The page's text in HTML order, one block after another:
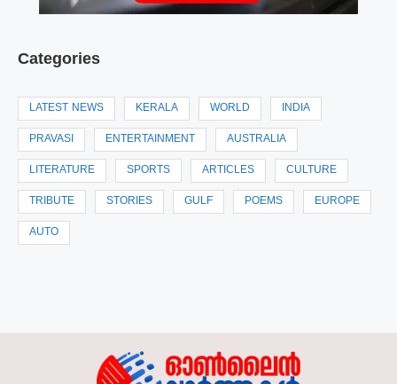
Categories
LATEST NEWS KERALA WORLD INDIA
PRAVASI ENTERTAINMENT AUSTRALIA
LITERATURE SPORTS ARTICLES CULTURE
TRIBUTE STORIES GULF POEMS EUROPE
AUTO